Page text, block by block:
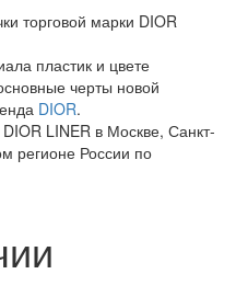
торговой марки DIOR
пластик и цвете
черты новой
DIOR.
LINER в Москве, Санкт-
регионе России по